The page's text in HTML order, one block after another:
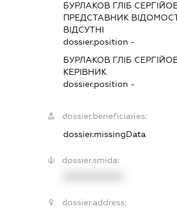
БУРЛАКОВ ГЛІБ
ПРЕДСТАВНИК
ВІДСУТНІ
dossier.position -
БУРЛАКОВ ГЛІБ
КЕРІВНИК
dossier.position -
dossier.beneficiaries:
dossier.missingData
dossier.smida:
dossier.address: